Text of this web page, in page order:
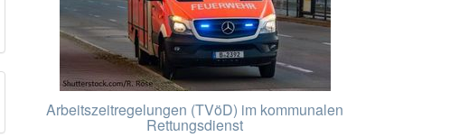
Arbeitszeitregelungen (TVöD) im kommunalen
Rettungsdienst